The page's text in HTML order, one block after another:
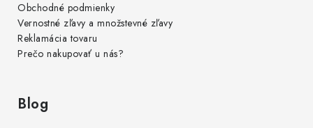
Obchodné podmienky
Vernostné zľavy a množstevné zľavy
Reklamácia tovaru
Prečo nakupovať u nás?
Blog